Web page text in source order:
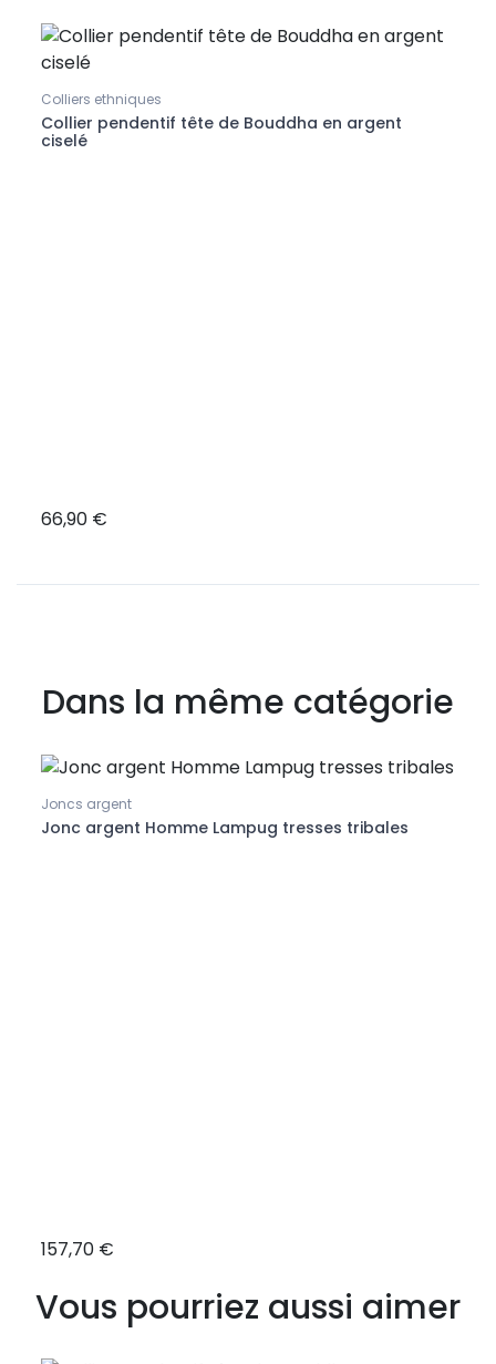
Colliers ethniques
Collier pendentif tête de Bouddha en argent
ciselé
66,90 €
Dans la même catégorie
Joncs argent
Jonc argent Homme Lampug tresses tribales
157,70 €
Vous pourriez aussi aimer